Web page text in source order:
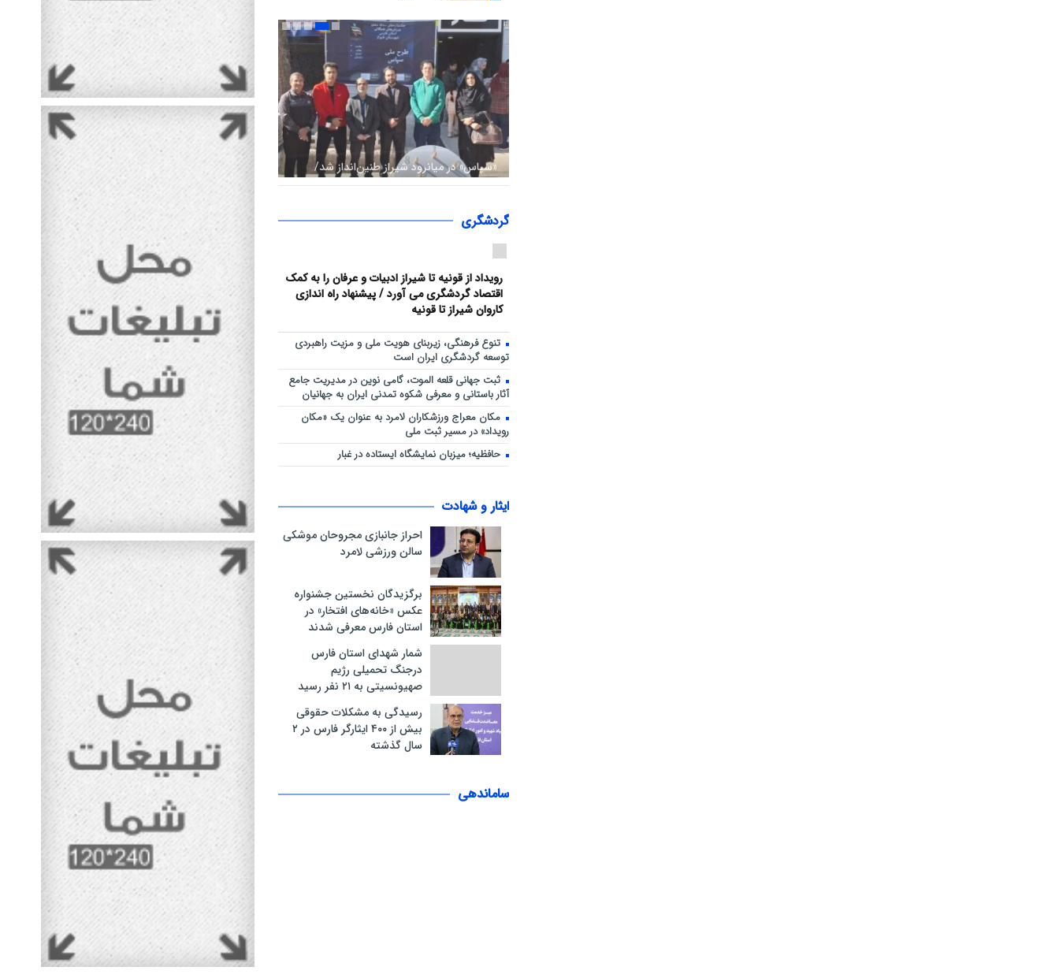
«سپاس» در میانرود شیراز طنین‌انداز شد/
گردشگری
رویداد از قونیه تا شیراز ادبیات و عرفان را به کمک
اقتصاد گردشگری می آورد / پیشنهاد راه اندازی
کاروان شیراز تا قونیه
تنوع فرهنگی، زیربنای هویت ملی و مزیت راهبردی
توسعه گردشگری ایران است
ثبت جهانی قلعه الموت، گامی نوین در مدیریت جامع
آثار باستانی و معرفی شکوه تمدنی ایران به جهانیان
مکان معراج ورزشکاران لامرد به عنوان یک «مکان
رویداد» در مسیر ثبت ملی
حافظیه؛ میزبان نمایشگاه ایستاده در غبار
ایثار و شهادت
احراز جانبازی مجروحان موشکی
سالن ورزشی لامرد
برگزیدگان نخستین جشنواره
عکس «خانه‌های افتخار» در
استان فارس معرفی شدند
شمار شهدای استان فارس
درجنگ تحمیلی رژیم
صهیونسیتی به ۲۱ نفر رسید
رسیدگی به مشکلات حقوقی
بیش از ۴۰۰ ایثارگر فارس در ۲
سال گذشته
ساماندهی